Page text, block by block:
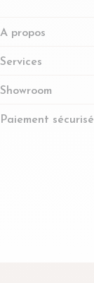
A propos
Services
Showroom
Paiement sécurisé